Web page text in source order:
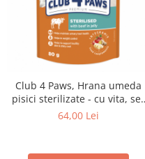
Club 4 Paws, Hrana umeda
pisici sterilizate - cu vita, set
24x80g
64,00 Lei